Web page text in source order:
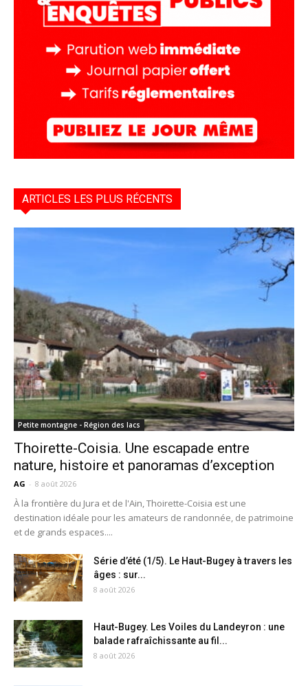
ARTICLES LES PLUS RÉCENTS
Petite montagne - Région des lacs
Thoirette-Coisia. Une escapade entre
nature, histoire et panoramas d’exception
AG - 8 août 2026
À la frontière du Jura et de l'Ain, Thoirette-Coisia est une
destination idéale pour les amateurs de randonnée, de patrimoine
et de grands espaces....
Série d’été (1/5). Le Haut-Bugey à travers les
âges : sur...
8 août 2026
Haut-Bugey. Les Voiles du Landeyron : une
balade rafraîchissante au fil...
8 août 2026